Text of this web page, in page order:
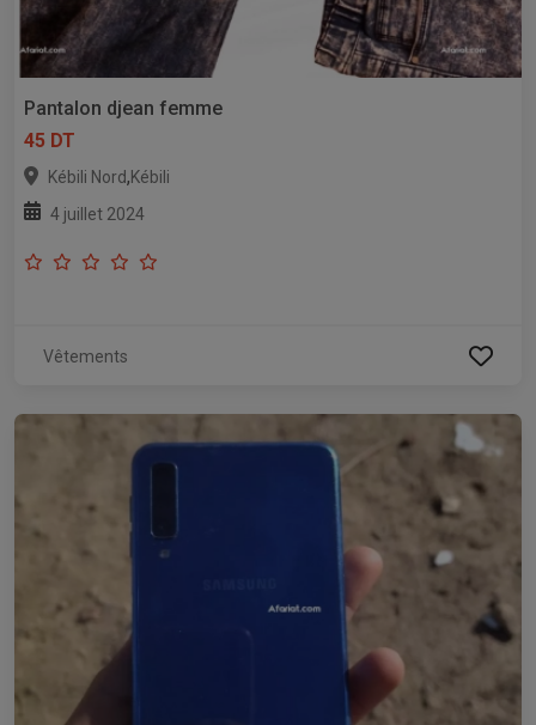
Pantalon djean femme
45 DT
Kébili Nord,Kébili
4 juillet 2024
Vêtements